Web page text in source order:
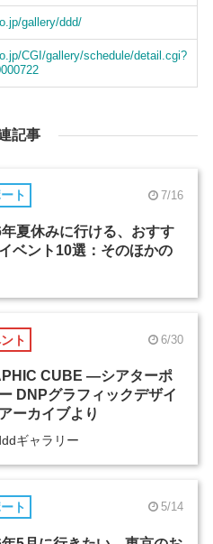
gallery/ddd/
CGI/gallery/schedule/detail.cgi?
記事
ト 7/16
夏休みに行ける、おすす
ベント10選：そのほかの
ト 6/30
CUBE ―シアターポ
DNPグラフィックデザイ
ーカイブより
ギャラリー
ト 5/14